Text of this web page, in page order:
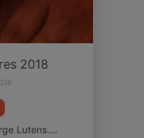
2018
Lutens.…